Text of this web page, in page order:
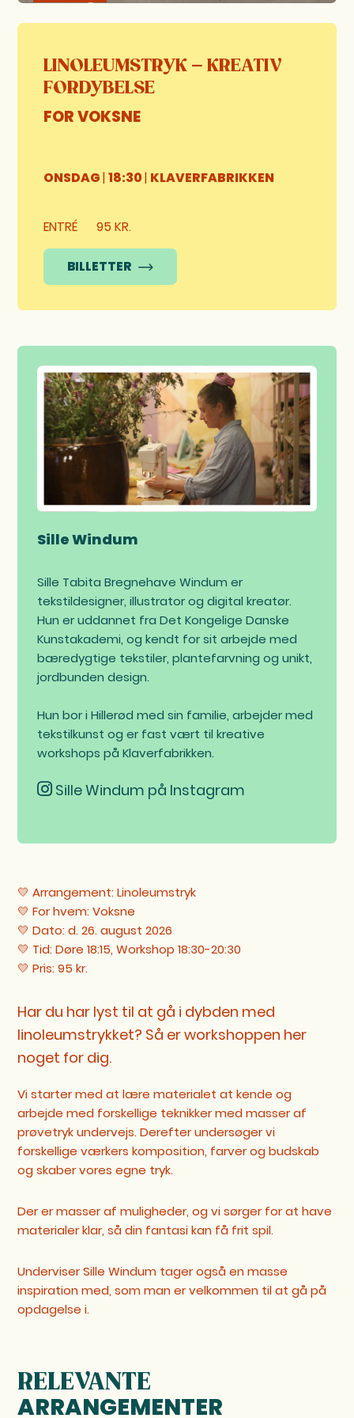
LINOLEUMSTRYK – KREATIV
FORDYBELSE
FOR VOKSNE
ONSDAG| 18:30| KLAVERFABRIKKEN
ENTRÉ 95 KR.
BILLETTER
Sille Windum
Sille Tabita Bregnehave Windum er
tekstildesigner, illustrator og digital kreatør.
Hun er uddannet fra Det Kongelige Danske
Kunstakademi, og kendt for sit arbejde med
bæredygtige tekstiler, plantefarvning og unikt,
jordbunden design.
Hun bor i Hillerød med sin familie, arbejder med
tekstilkunst og er fast vært til kreative
workshops på Klaverfabrikken.
Sille Windum på Instagram
💛 Arrangement: Linoleumstryk
💛 For hvem: Voksne
💛 Dato: d. 26. august 2026
💛 Tid: Døre 18:15, Workshop 18:30-20:30
💛 Pris: 95 kr.
Har du har lyst til at gå i dybden med
linoleumstrykket? Så er workshoppen her
noget for dig.
Vi starter med at lære materialet at kende og
arbejde med forskellige teknikker med masser af
prøvetryk undervejs. Derefter undersøger vi
forskellige værkers komposition, farver og budskab
og skaber vores egne tryk.
Der er masser af muligheder, og vi sørger for at have
materialer klar, så din fantasi kan få frit spil.
Underviser Sille Windum tager også en masse
inspiration med, som man er velkommen til at gå på
opdagelse i.
RELEVANTE
ARRANGEMENTER